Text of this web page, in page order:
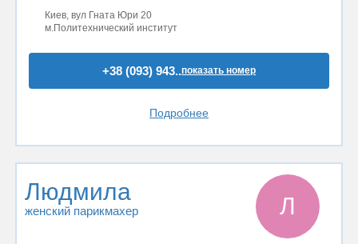
Киев, вул Гната Юри 20
м.Политехнический институт
+38 (093) 943..показать номер
Подробнее
Людмила
женский парикмахер Л